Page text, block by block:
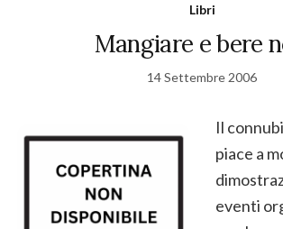
Libri
Mangiare e bere
14 Settembre 2006
Il
piace a
eventi